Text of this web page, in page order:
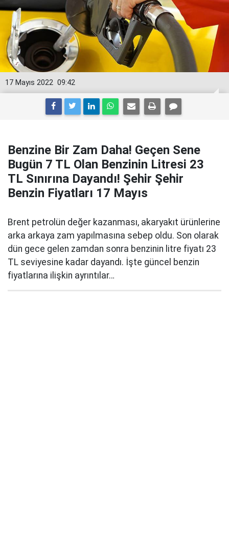
09:42
17 Mayıs 2022
Benzine Bir Zam Daha! Geçen Sene
Bugün 7 TL Olan Benzinin Litresi 23
TL Sınırına Dayandı! Şehir Şehir
Benzin Fiyatları 17 Mayıs
Brent petrolün değer kazanması, akaryakıt ürünlerine
arka arkaya zam yapılmasına sebep oldu. Son olarak
dün gece gelen zamdan sonra benzinin litre fiyatı 23
TL seviyesine kadar dayandı. İşte güncel benzin
fiyatlarına ilişkin ayrıntılar…